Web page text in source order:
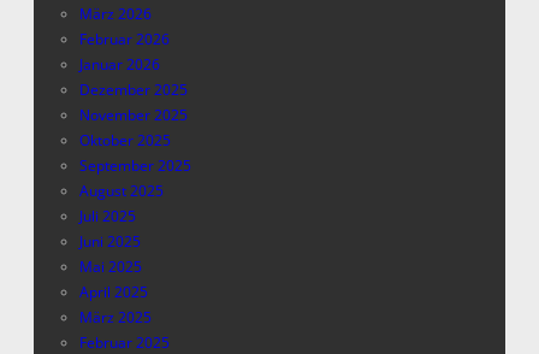
März 2026
Februar 2026
Januar 2026
Dezember 2025
November 2025
Oktober 2025
September 2025
August 2025
Juli 2025
Juni 2025
Mai 2025
April 2025
März 2025
Februar 2025